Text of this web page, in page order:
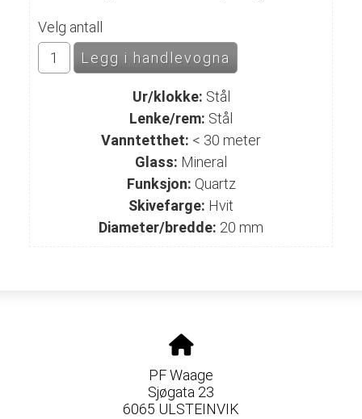
Velg antall
Ur/klokke: Stål
Lenke/rem: Stål
Vanntetthet: < 30 meter
Glass: Mineral
Funksjon: Quartz
Skivefarge: Hvit
Diameter/bredde: 20 mm
PF Waage
Sjøgata 23
6065 ULSTEINVIK